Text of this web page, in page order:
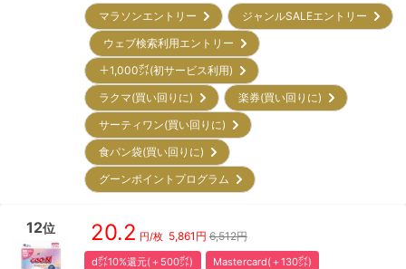
マラソンエントリー
ジャンルSALEエントリー
ウェブ検索利用エントリー
＋1,000㌽(初サービス利用)
ラクマ(買い回りに)
楽券(買い回りに)
サーティワン(買い回りに)
食パン袋(買い回りに)
グーンポイントプログラム
12位 20.2 円/枚 5,861 円 6,512円
d㌽10%還元(＋500㌽) Mastercard(＋130㌽)